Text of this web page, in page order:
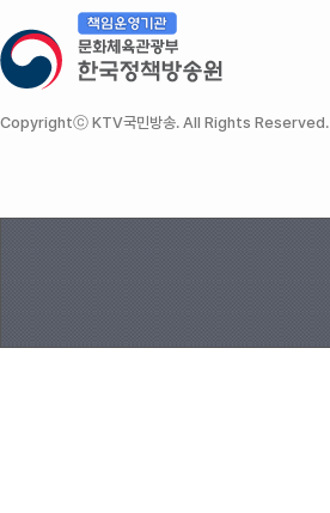
Copyrightⓒ KTV국민방송. All Rights Reserved.